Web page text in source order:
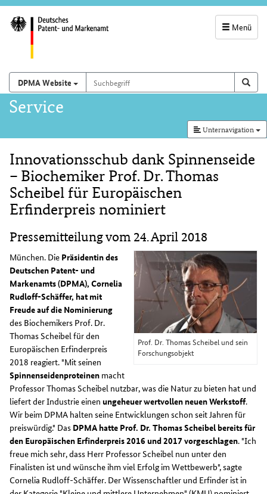
Menü
und
Suchfeld
Suchen auf
DPMA Website Suchbegriff
Hauptnavigation
Service
Unternavigation
Inhalt
Innovationsschub dank Spinnenseide
– Biochemiker Prof. Dr. Thomas
Scheibel für Europäischen
Erfinderpreis nominiert
Pressemitteilung vom 24. April 2018
Prof. Dr. Thomas Scheibel und sein
Forschungsobjekt
München. Die Präsidentin des
Deutschen Patent- und
Markenamts (DPMA), Cornelia
Rudloff-Schäffer, hat mit
Freude auf die Nominierung
des Biochemikers Prof. Dr.
Thomas Scheibel für den
Europäischen Erfinderpreis
2018 reagiert. "Mit seinen
Spinnenseidenproteinen macht
Professor Thomas Scheibel nutzbar, was die Natur zu bieten hat und
liefert der Industrie einen ungeheuer wertvollen neuen Werkstoff.
Wir beim DPMA halten seine Entwicklungen schon seit Jahren für
preiswürdig." Das DPMA hatte Prof. Dr. Thomas Scheibel bereits für
den Europäischen Erfinderpreis 2016 und 2017 vorgeschlagen. "Ich
freue mich sehr, dass Herr Professor Scheibel nun unter den
Finalisten ist und wünsche ihm viel Erfolg im Wettbewerb", sagte
Cornelia Rudloff-Schäffer. Der Wissenschaftler und Erfinder ist in